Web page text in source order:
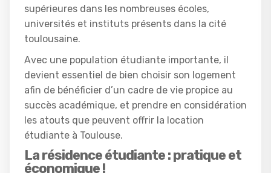
supérieures dans les nombreuses écoles,
universités et instituts présents dans la cité
toulousaine.
Avec une population étudiante importante, il
devient essentiel de bien choisir son logement
afin de bénéficier d’un cadre de vie propice au
succès académique, et prendre en considération
les atouts que peuvent offrir la location
étudiante à Toulouse.
La résidence étudiante : pratique et
économique !